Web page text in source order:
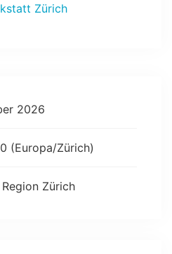
Zürich
2026
(Europa/Zürich)
Region Zürich